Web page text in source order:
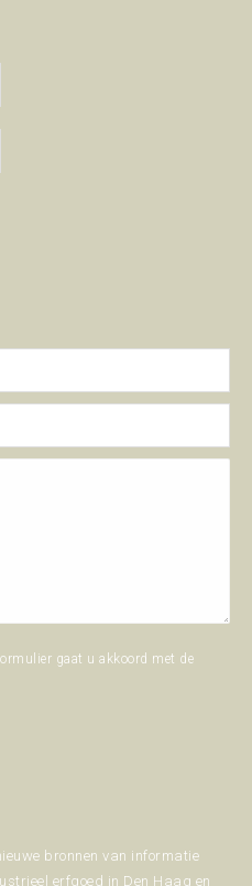
gaat u akkoord met de
bronnen van informatie
erfgoed in Den Haag en